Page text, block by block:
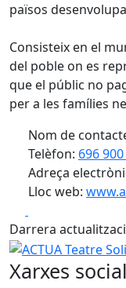
països
Consisteix en el
del poble on es
que el públic no
per a les famílies
Nom de
Telèfon: 696
Adreça
Lloc web:
Darrera
ACTUA Teatre
Xarxes